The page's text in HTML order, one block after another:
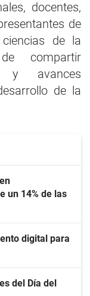
docentes,
de
de la
compartir
y avances
de la
un 14% de las
digital para
del Día del